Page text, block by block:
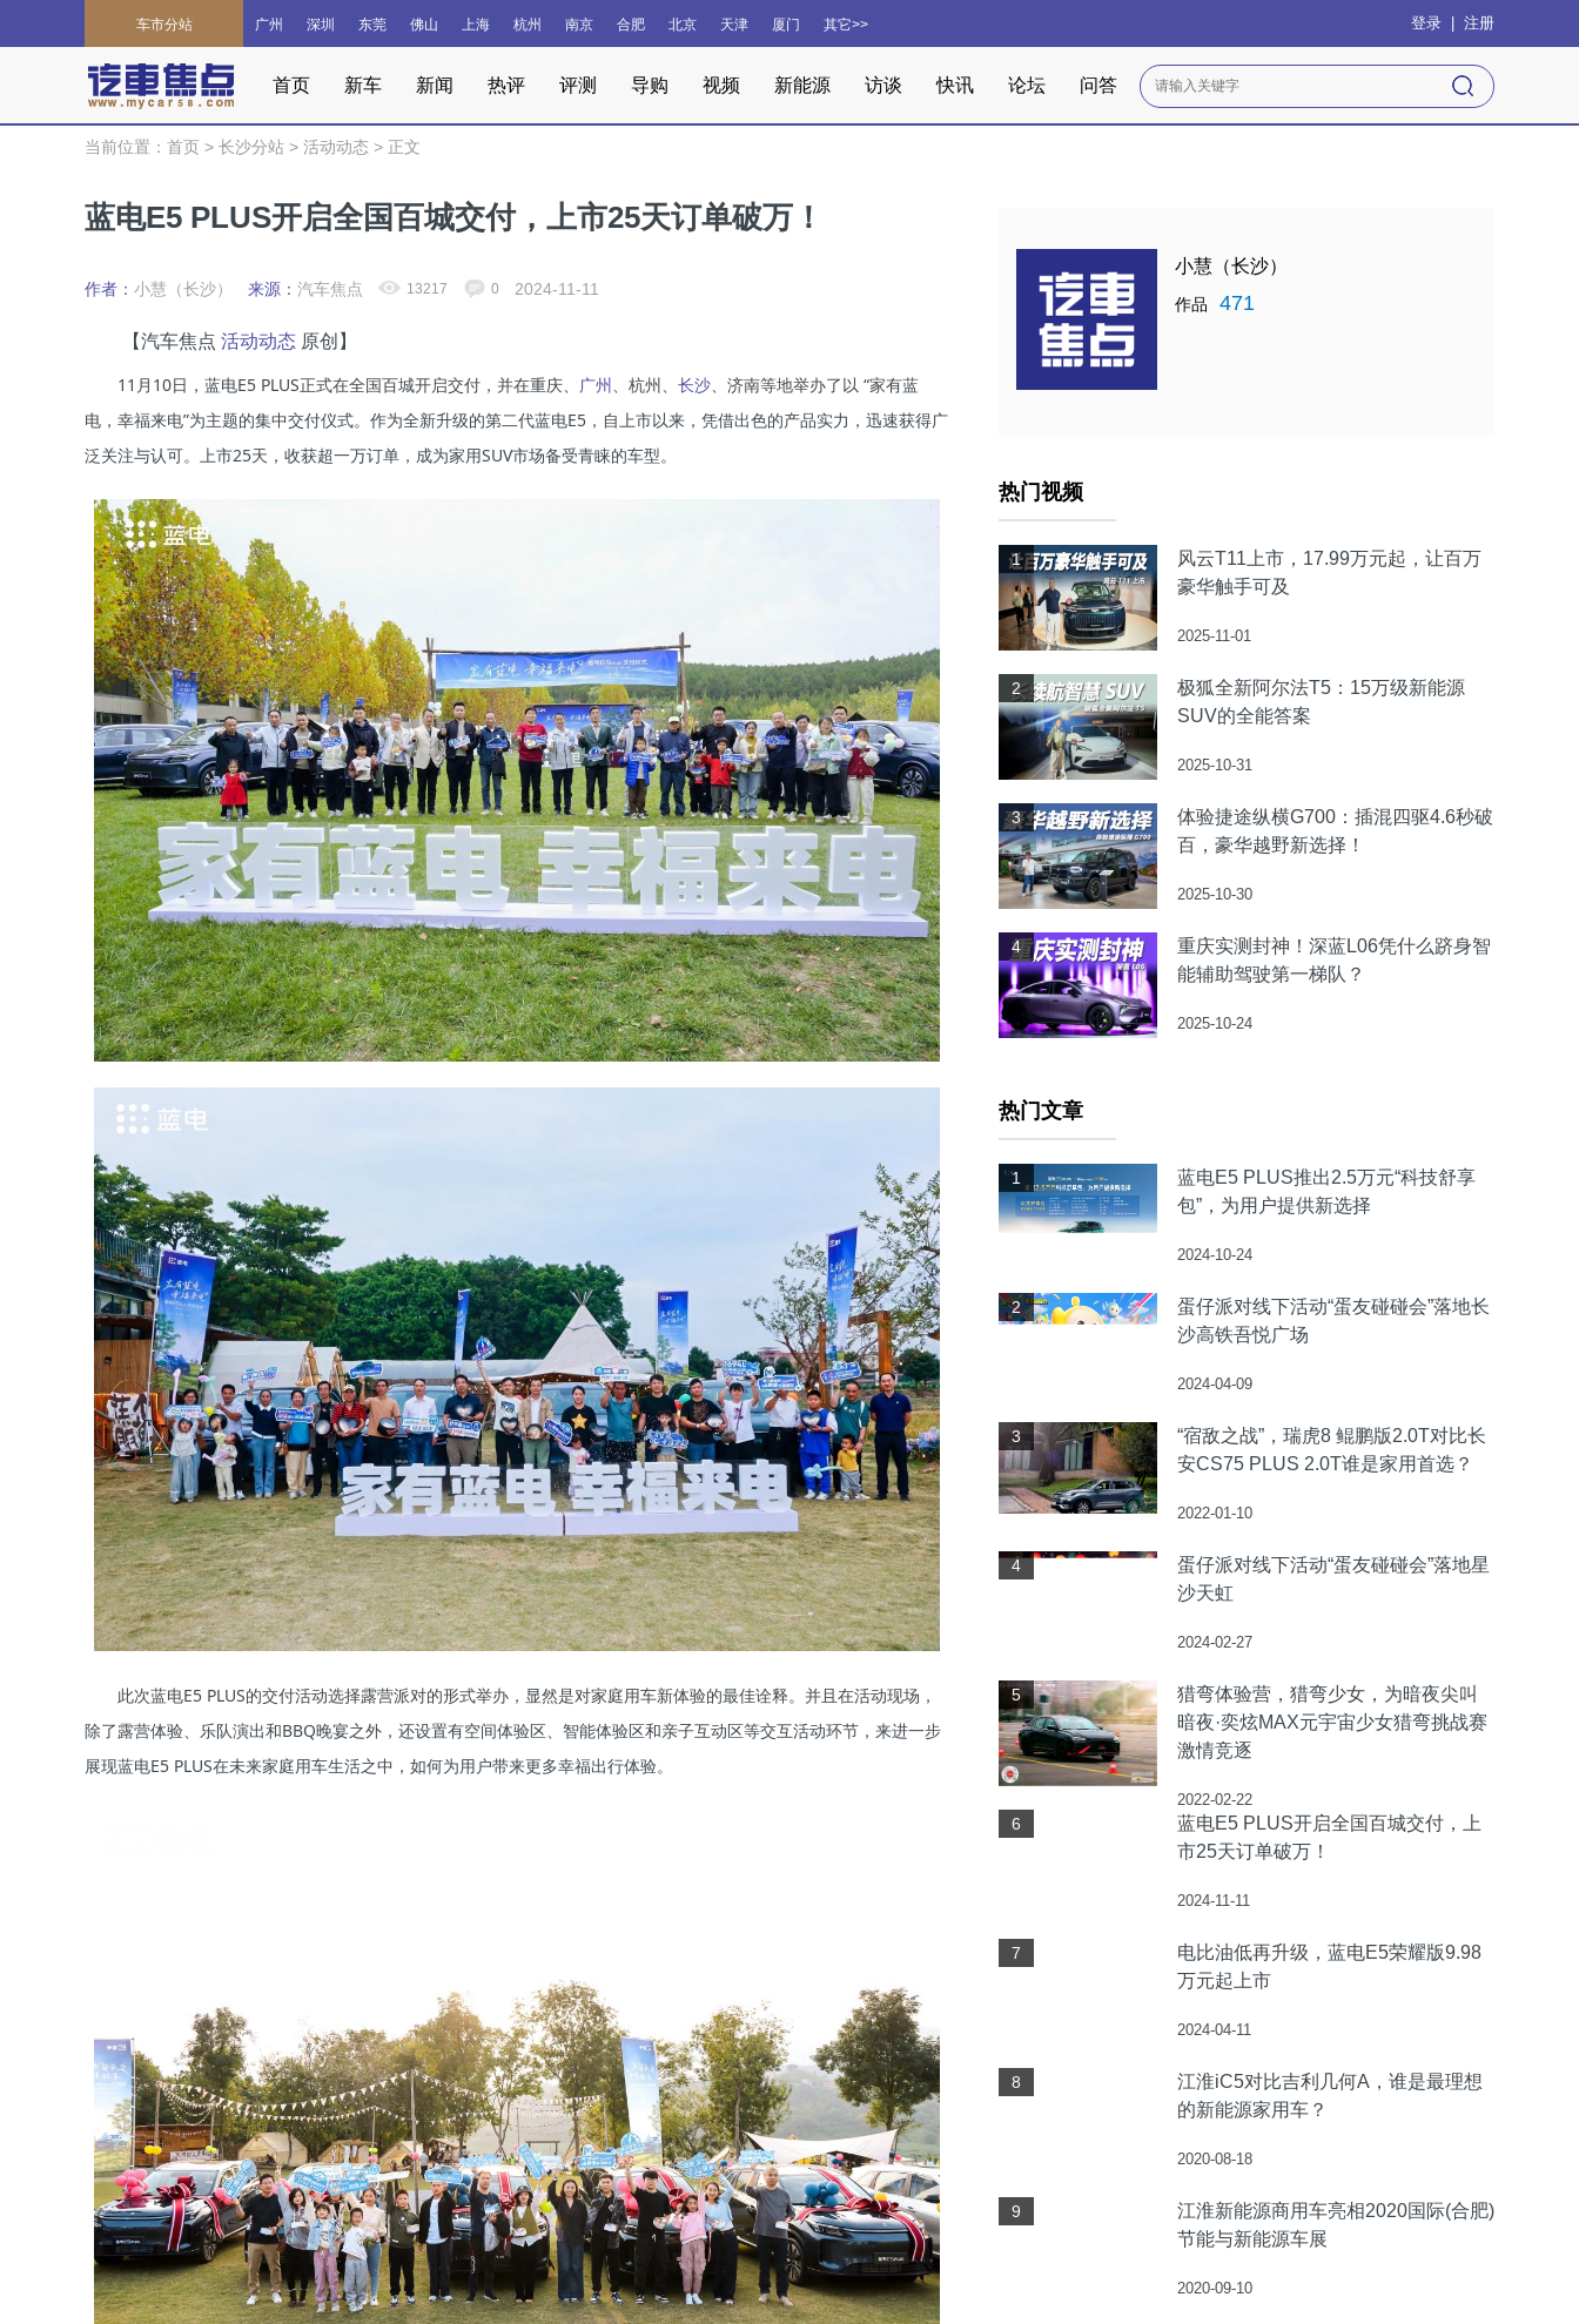
车市分站 广州 深圳 东莞 佛山 上海 杭州 南京 合肥 北京 天津 厦门 其它>> 登录 注册
首页 新车 新闻 热评 评测 导购 视频 新能源 访谈 快讯 论坛 问答
当前位置： 首页 > 长沙分站 > 活动动态 > 正文
蓝电E5 PLUS开启全国百城交付，上市25天订单破万！
作者： 小慧（长沙） 来源： 汽车焦点 13217 0 2024-11-11
【汽车焦点 活动动态 原创】
11月10日，蓝电E5 PLUS正式在全国百城开启交付，并在重庆、 广州 、杭州、 长沙、济南等地举办了以 “家有蓝
电，幸福来电”为主题的集中交付仪式。作为全新升级的第二代蓝电E5，自上市以来，凭借出色的产品实力，迅速获得广
泛关注与认可。上市25天，收获超一万订单，成为家用SUV市场备受青睐的车型。
此次蓝电E5 PLUS的交付活动选择露营派对的形式举办，显然是对家庭用车新体验的最佳诠释。并且在活动现场，
除了露营体验、乐队演出和BBQ晚宴之外，还设置有空间体验区、智能体验区和亲子互动区等交互活动环节，来进一步
展现蓝电E5 PLUS在未来家庭用车生活之中，如何为用户带来更多幸福出行体验。
小慧（长沙）
作品 471
热门视频
1
风云T11上市，17.99万元起，让百万
豪华触手可及
2025-11-01
2
极狐全新阿尔法T5：15万级新能源
SUV的全能答案
2025-10-31
3
体验捷途纵横G700：插混四驱4.6秒破
百，豪华越野新选择！
2025-10-30
4
重庆实测封神！深蓝L06凭什么跻身智
能辅助驾驶第一梯队？
2025-10-24
热门文章
1
蓝电E5 PLUS推出2.5万元“科技舒享
包”，为用户提供新选择
2024-10-24
2
蛋仔派对线下活动“蛋友碰碰会”落地长
沙高铁吾悦广场
2024-04-09
3
“宿敌之战”，瑞虎8 鲲鹏版2.0T对比长
安CS75 PLUS 2.0T谁是家用首选？
2022-01-10
4
蛋仔派对线下活动“蛋友碰碰会”落地星
沙天虹
2024-02-27
5
猎弯体验营，猎弯少女，为暗夜尖叫
暗夜·奕炫MAX元宇宙少女猎弯挑战赛
激情竞逐
2022-02-22
6
蓝电E5 PLUS开启全国百城交付，上
市25天订单破万！
2024-11-11
7
电比油低再升级，蓝电E5荣耀版9.98
万元起上市
2024-04-11
8
江淮iC5对比吉利几何A，谁是最理想
的新能源家用车？
2020-08-18
9
江淮新能源商用车亮相2020国际(合肥)
节能与新能源车展
2020-09-10